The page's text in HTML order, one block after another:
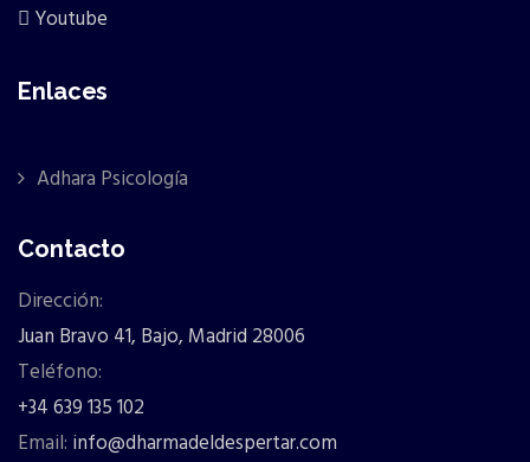
Youtube
Enlaces
Adhara Psicología
Contacto
Dirección:
Juan Bravo 41, Bajo, Madrid 28006
Teléfono:
+34 639 135 102
Email: info@dharmadeldespertar.com